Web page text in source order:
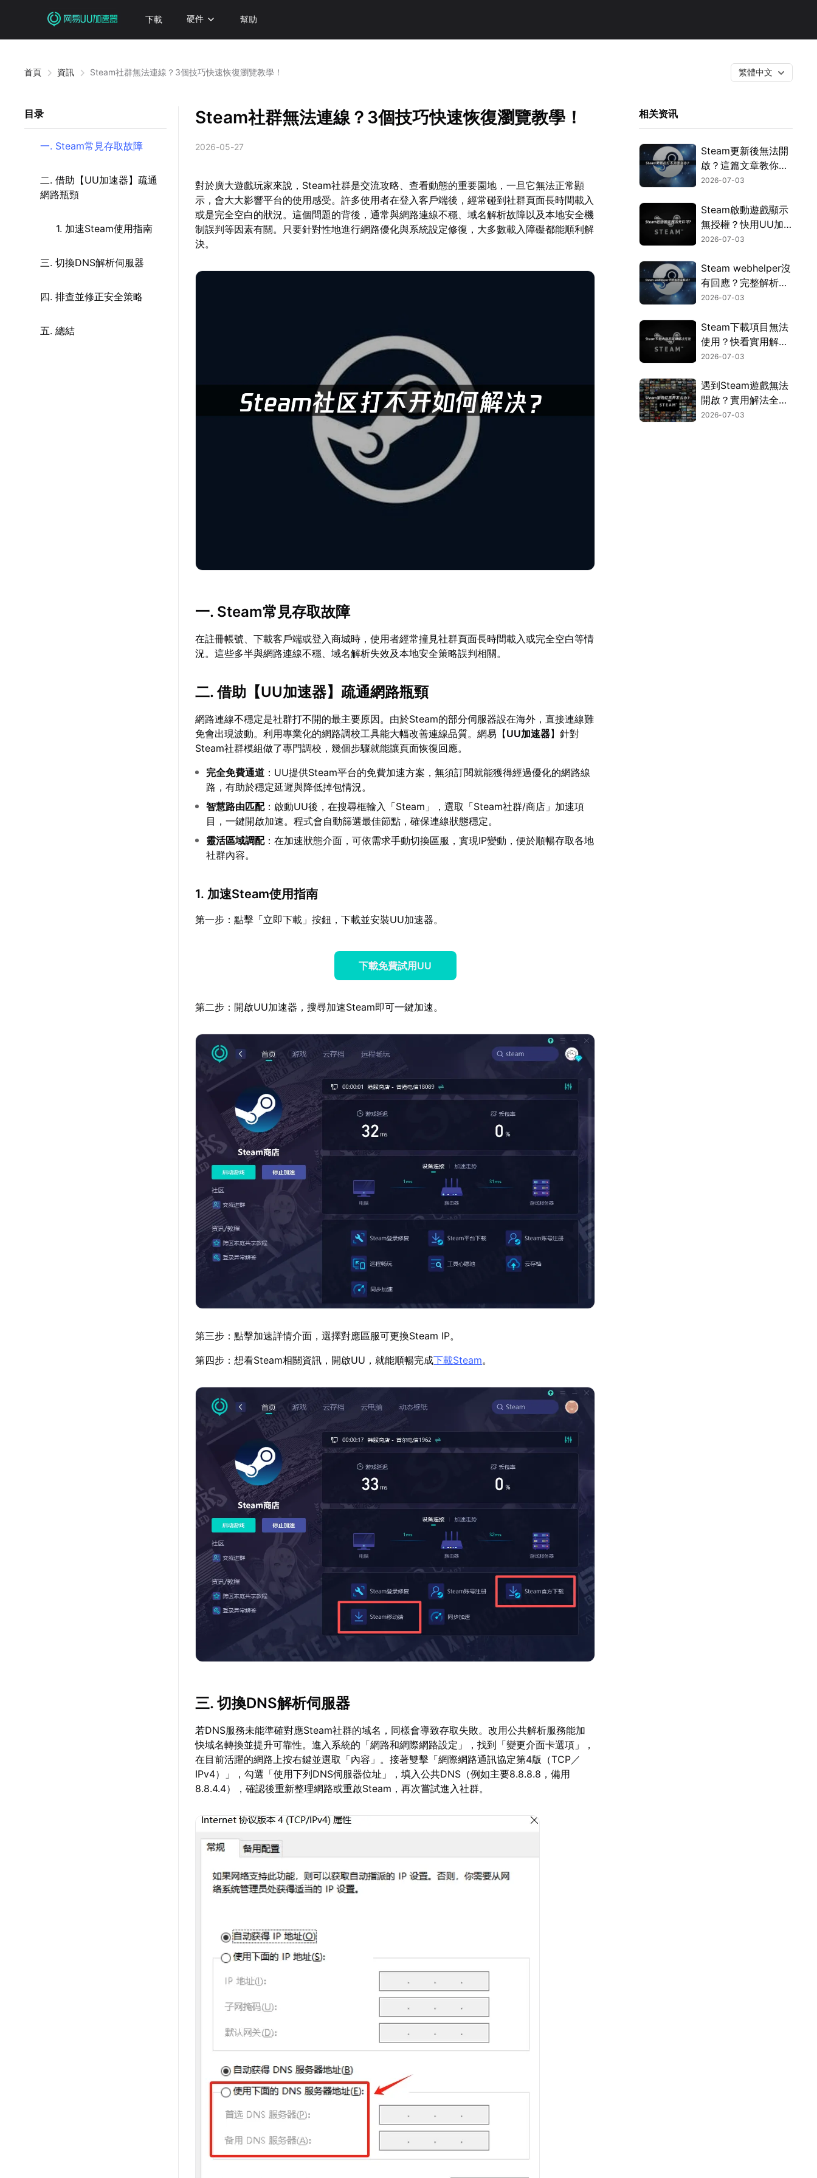
下載 硬件 幫助
首頁 資訊 Steam社群無法連線？3個技巧快速恢復瀏覽教學！ 繁體中文
目录
一. Steam常見存取故障
二. 借助【UU加速器】疏通
網路瓶頸
1. 加速Steam使用指南
三. 切換DNS解析伺服器
四. 排查並修正安全策略
五. 總結
Steam社群無法連線？3個技巧快速恢復瀏覽教學！
2026-05-27
對於廣大遊戲玩家來說，Steam社群是交流攻略、查看動態的重要園地，一旦它無法正常顯
示，會大大影響平台的使用感受。許多使用者在登入客戶端後，經常碰到社群頁面長時間載入
或是完全空白的狀況。這個問題的背後，通常與網路連線不穩、域名解析故障以及本地安全機
制誤判等因素有關。只要針對性地進行網路優化與系統設定修復，大多數載入障礙都能順利解
決。
一. Steam常見存取故障
在註冊帳號、下載客戶端或登入商城時，使用者經常撞見社群頁面長時間載入或完全空白等情
況。這些多半與網路連線不穩、域名解析失效及本地安全策略誤判相關。
二. 借助【UU加速器】疏通網路瓶頸
網路連線不穩定是社群打不開的最主要原因。由於Steam的部分伺服器設在海外，直接連線難
免會出現波動。利用專業化的網路調校工具能大幅改善連線品質。網易【UU加速器】針對
Steam社群模組做了專門調校，幾個步驟就能讓頁面恢復回應。
完全免費通道 ：UU提供Steam平台的免費加速方案，無須訂閱就能獲得經過優化的網路線
路，有助於穩定延遲與降低掉包情況。
智慧路由匹配：啟動UU後，在搜尋框輸入「Steam」，選取「Steam社群/商店」加速項
目，一鍵開啟加速。程式會自動篩選最佳節點，確保連線狀態穩定。
靈活區域調配：在加速狀態介面，可依需求手動切換區服，實現IP變動，便於順暢存取各地
社群內容。
1. 加速Steam使用指南
第一步：點擊「立即下載」按鈕，下載並安裝UU加速器。
下載免費試用UU
第二步：開啟UU加速器，搜尋加速Steam即可一鍵加速。
第三步：點擊加速詳情介面，選擇對應區服可更換Steam IP。
第四步：想看Steam相關資訊，開啟UU，就能順暢完成下載Steam。
三. 切換DNS解析伺服器
若DNS服務未能準確對應Steam社群的域名，同樣會導致存取失敗。改用公共解析服務能加
快域名轉換並提升可靠性。進入系統的「網路和網際網路設定」，找到「變更介面卡選項」，
在目前活躍的網路上按右鍵並選取「內容」。接著雙擊「網際網路通訊協定第4版（TCP／
IPv4）」，勾選「使用下列DNS伺服器位址」，填入公共DNS（例如主要8.8.8.8，備用
8.8.4.4），確認後重新整理網路或重啟Steam，再次嘗試進入社群。
相关资讯
Steam更新後無法開
啟？這篇文章教你用
UU加速器迅速搞
2026-07-03
Steam啟動遊戲顯示
無授權？快用UU加
速器免費提升授權驗
2026-07-03
Steam webhelper沒
有回應？完整解析原
因與解決方法！
2026-07-03
Steam下載項目無法
使用？快看實用解決
方法！
2026-07-03
遇到Steam遊戲無法
開啟？實用解法全面
彙整！
2026-07-03